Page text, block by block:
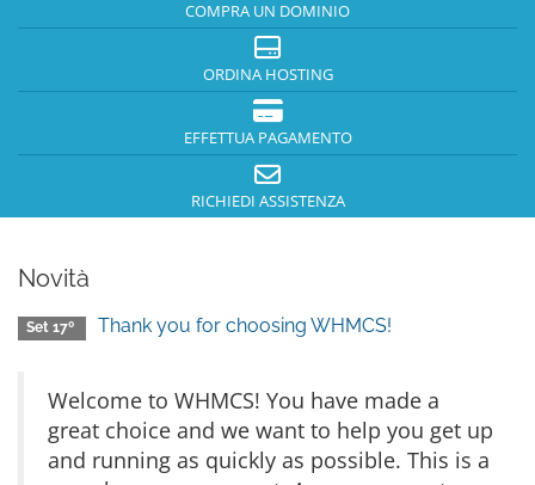
COMPRA UN DOMINIO
ORDINA HOSTING
EFFETTUA PAGAMENTO
RICHIEDI ASSISTENZA
Novità
Set 17º Thank you for choosing WHMCS!
Welcome to WHMCS! You have made a
great choice and we want to help you get up
and running as quickly as possible. This is a